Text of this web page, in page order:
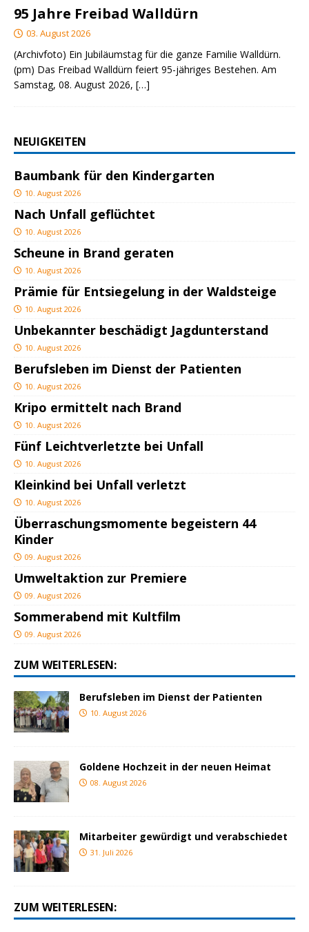
95 Jahre Freibad Walldürn
03. August 2026
(Archivfoto) Ein Jubiläumstag für die ganze Familie Walldürn.
(pm) Das Freibad Walldürn feiert 95-jähriges Bestehen. Am
Samstag, 08. August 2026, […]
NEUIGKEITEN
Baumbank für den Kindergarten
10. August 2026
Nach Unfall geflüchtet
10. August 2026
Scheune in Brand geraten
10. August 2026
Prämie für Entsiegelung in der Waldsteige
10. August 2026
Unbekannter beschädigt Jagdunterstand
10. August 2026
Berufsleben im Dienst der Patienten
10. August 2026
Kripo ermittelt nach Brand
10. August 2026
Fünf Leichtverletzte bei Unfall
10. August 2026
Kleinkind bei Unfall verletzt
10. August 2026
Überraschungsmomente begeistern 44
Kinder
09. August 2026
Umweltaktion zur Premiere
09. August 2026
Sommerabend mit Kultfilm
09. August 2026
ZUM WEITERLESEN:
Berufsleben im Dienst der Patienten
10. August 2026
Goldene Hochzeit in der neuen Heimat
08. August 2026
Mitarbeiter gewürdigt und verabschiedet
31. Juli 2026
ZUM WEITERLESEN: